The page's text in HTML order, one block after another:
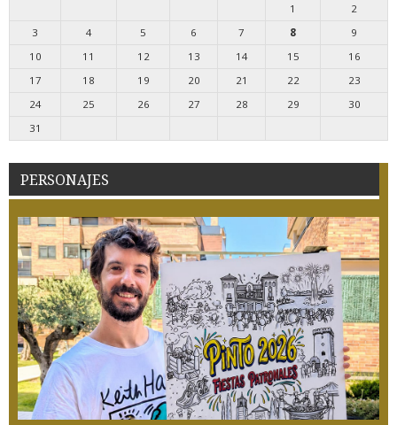
1
2
3
4 5 6 7 8
9
10
11 12 13 14 15
16
17
18 19 20 21 22
23
24
25 26 27 28 29
30
31
PERSONAJES